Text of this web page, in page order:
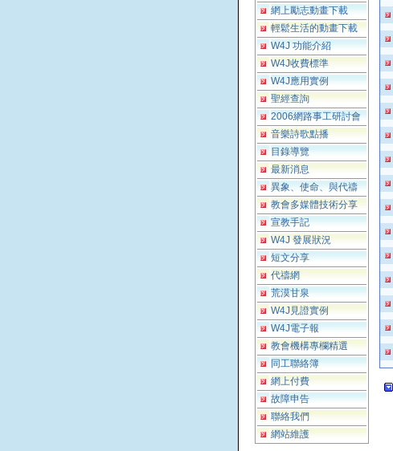
網上勵志動畫下載
輕鬆生活的動畫下載
W4J 功能介紹
W4J收費標準
W4J應用實例
聖經查詢
2006網路事工研討會
音樂詩歌點播
目錄導覽
最新消息
異象、使命、與代禱
教會多媒體技術分享
宣教手記
W4J 發展狀況
短文分享
代禱網
荒漠甘泉
W4J見證實例
W4J電子報
教會機構專欄精選
同工聯絡簿
網上付費
故障申告
聯絡我們
網站維護